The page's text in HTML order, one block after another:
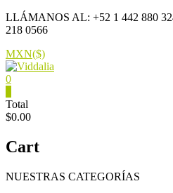
Saltar
contenido
LLÁMANOS AL: +52 1 442 880
218 0566
MXN($)
Suplementos
México
0
Total
$0.00
Cart
NUESTRAS CATEGORÍAS